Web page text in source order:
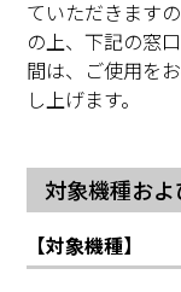
ていただきます
の上、下記の窓
間は、ご使用を
し上げます。
対象機種お
【対象機種】